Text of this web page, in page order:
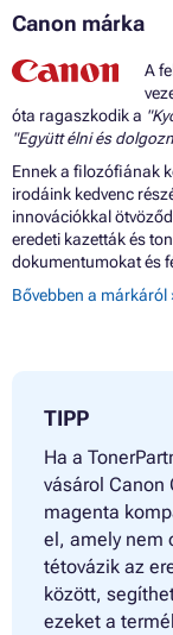
Canon márka
A
óta ragaszkodik a
"Együtt élni és
Ennek a filozófiának
irodáink kedvenc
innovációkkal
eredeti kazetták és
dokumentumokat és
Bővebben a márkáról
TIPP
Ha a
vásárol Canon
magenta
el, amely nem
tétovázik az
között,
ezeket a